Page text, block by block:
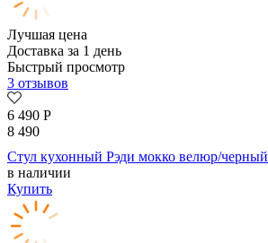
Лучшая цена
Доставка за 1 день
Быстрый просмотр
3 отзывов
6 490 Р
8 490
Стул кухонный Рэди мокко велюр/черный
в наличии
Купить